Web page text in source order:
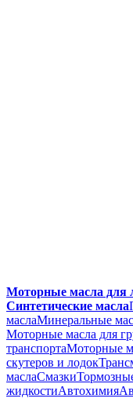
Моторные масла для
Синтетические масла
маслаМинеральные
Моторные масла для
транспортаМоторные
скутеров и лодок
маслаСмазки
жидкостиАвтохимия